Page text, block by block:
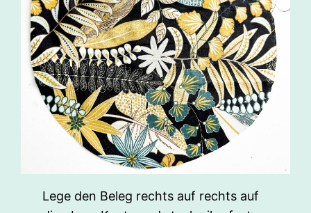
Lege den Beleg rechts auf rechts auf